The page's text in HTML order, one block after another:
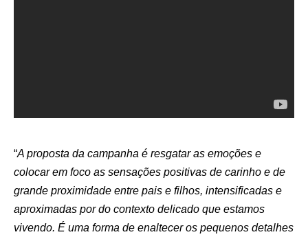
“A proposta da campanha é resgatar as emoções e
colocar em foco as sensações positivas de carinho e de
grande proximidade entre pais e filhos, intensificadas e
aproximadas por do contexto delicado que estamos
vivendo. É uma forma de enaltecer os pequenos detalhes